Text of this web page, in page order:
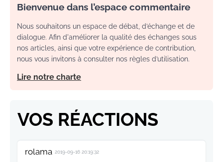
Bienvenue dans l’espace commentaire
Nous souhaitons un espace de débat, d’échange et de
dialogue. Afin d'améliorer la qualité des échanges sous
nos articles, ainsi que votre expérience de contribution,
nous vous invitons à consulter nos règles d’utilisation.
Lire notre charte
VOS RÉACTIONS
rolama 2019-09-16 20:19:32